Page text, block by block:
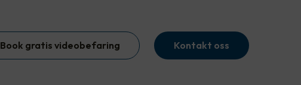
Book gratis videobefaring Kontakt oss